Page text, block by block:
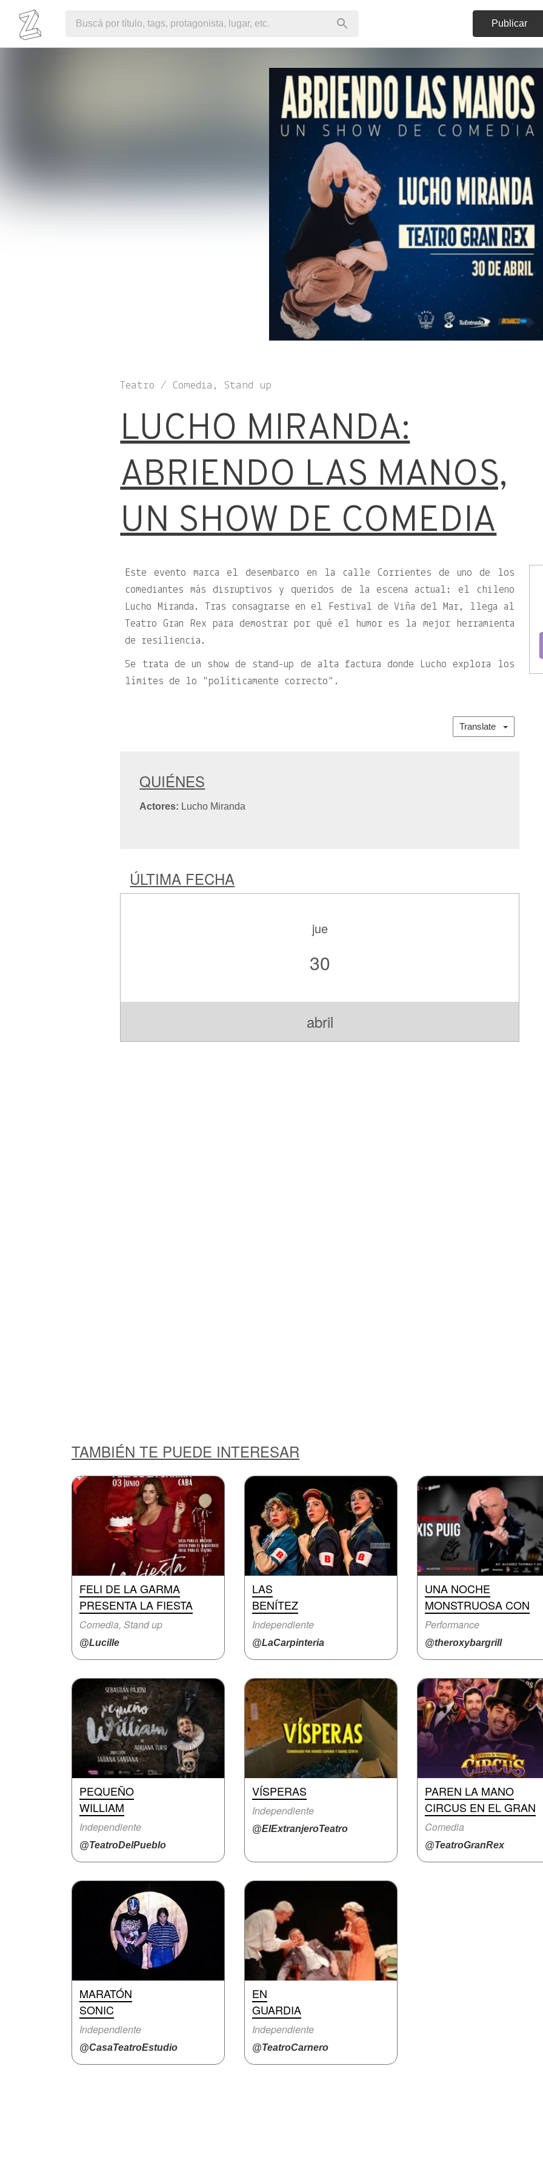
Publicar
Teatro / Comedia, Stand up
LUCHO MIRANDA:
ABRIENDO LAS MANOS,
UN SHOW DE COMEDIA
Este evento marca el desembarco en la calle Corrientes de uno de los
comediantes más disruptivos y queridos de la escena actual: el chileno
Lucho Miranda. Tras consagrarse en el Festival de Viña del Mar, llega al
Teatro Gran Rex para demostrar por qué el humor es la mejor herramienta
de resiliencia.
Se trata de un show de stand-up de alta factura donde Lucho explora los
límites de lo
políticamente correcto .
Translate
QUIÉNES
Actores: Lucho Miranda
ÚLTIMA FECHA
jue
30
abril
TAMBIÉN TE PUEDE INTERESAR
FELI DE LA GARMA
PRESENTA LA FIESTA
Comedia, Stand up
@Lucille
LAS
BENÍTEZ
Independiente
@LaCarpinteria
UNA NOCHE
MONSTRUOSA CON
Performance
@theroxybargrill
PEQUEÑO
WILLIAM
Independiente
@TeatroDelPueblo
VÍSPERAS
Independiente
@ElExtranjeroTeatro
PAREN LA MANO
CIRCUS EN EL GRAN
Comedia
@TeatroGranRex
MARATÓN
SONIC
Independiente
@CasaTeatroEstudio
EN
GUARDIA
Independiente
@TeatroCarnero